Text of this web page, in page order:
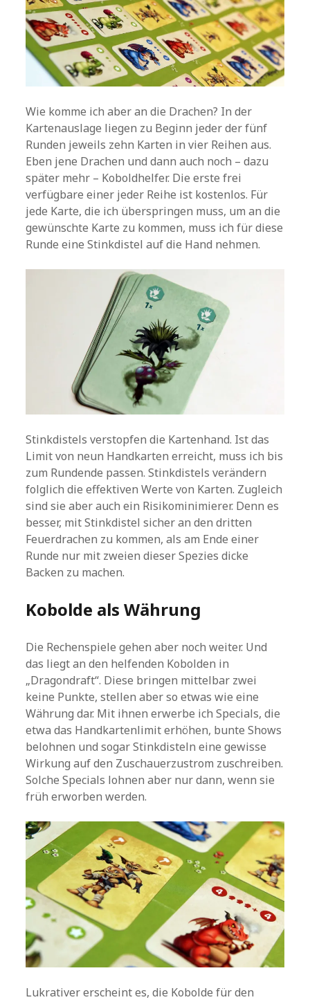
Wie komme ich aber an die Drachen? In der
Kartenauslage liegen zu Beginn jeder der fünf
Runden jeweils zehn Karten in vier Reihen aus.
Eben jene Drachen und dann auch noch – dazu
später mehr – Koboldhelfer. Die erste frei
verfügbare einer jeder Reihe ist kostenlos. Für
jede Karte, die ich überspringen muss, um an die
gewünschte Karte zu kommen, muss ich für diese
Runde eine Stinkdistel auf die Hand nehmen.
Stinkdistels verstopfen die Kartenhand. Ist das
Limit von neun Handkarten erreicht, muss ich bis
zum Rundende passen. Stinkdistels verändern
folglich die effektiven Werte von Karten. Zugleich
sind sie aber auch ein Risikominimierer. Denn es
besser, mit Stinkdistel sicher an den dritten
Feuerdrachen zu kommen, als am Ende einer
Runde nur mit zweien dieser Spezies dicke
Backen zu machen.
Kobolde als Währung
Die Rechenspiele gehen aber noch weiter. Und
das liegt an den helfenden Kobolden in
„Dragondraft“. Diese bringen mittelbar zwei
keine Punkte, stellen aber so etwas wie eine
Währung dar. Mit ihnen erwerbe ich Specials, die
etwa das Handkartenlimit erhöhen, bunte Shows
belohnen und sogar Stinkdisteln eine gewisse
Wirkung auf den Zuschauerzustrom zuschreiben.
Solche Specials lohnen aber nur dann, wenn sie
früh erworben werden.
Lukrativer erscheint es, die Kobolde für den